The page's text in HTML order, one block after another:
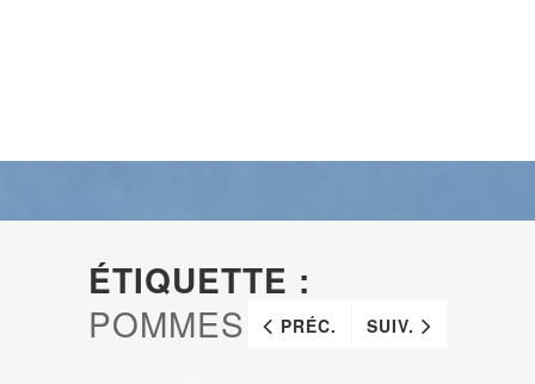
ÉTIQUETTE :
POMMES PRÉC. SUIV.